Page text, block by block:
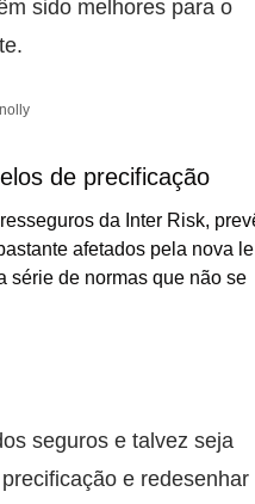
sido melhores para o
de precificação
da Inter Risk,
afetados pela nova
série de normas que não se
seguros e talvez seja
e redesenhar